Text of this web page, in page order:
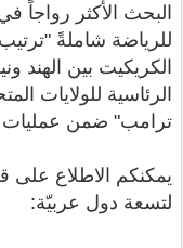
البحث الأكثر رواجاً
للرياضة شاملةً
الكريكيت بين الهند
الرئاسية للولايات
ترامب" ضمن عمليات
يمكنكم الاطلاع على
لتسعة دول عربيّة: